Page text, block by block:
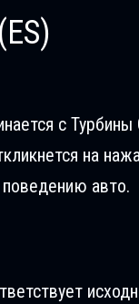
с
на
поведению авто.